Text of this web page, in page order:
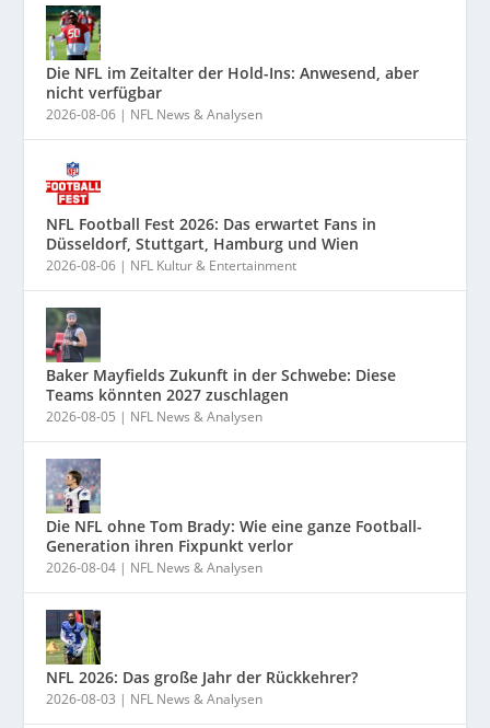
Die NFL im Zeitalter der Hold-Ins: Anwesend, aber
nicht verfügbar
2026-08-06 | NFL News & Analysen
NFL Football Fest 2026: Das erwartet Fans in
Düsseldorf, Stuttgart, Hamburg und Wien
2026-08-06 | NFL Kultur & Entertainment
Baker Mayfields Zukunft in der Schwebe: Diese
Teams könnten 2027 zuschlagen
2026-08-05 | NFL News & Analysen
Die NFL ohne Tom Brady: Wie eine ganze Football-
Generation ihren Fixpunkt verlor
2026-08-04 | NFL News & Analysen
NFL 2026: Das große Jahr der Rückkehrer?
2026-08-03 | NFL News & Analysen